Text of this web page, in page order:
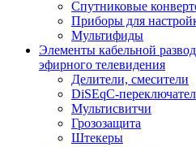
Спутниковые
Приборы для
Мультифиды
Элементы кабельной
эфирного телевидения
Делители, смесители
DiSEqC-
Мультисвитчи
Грозозащита
Штекеры